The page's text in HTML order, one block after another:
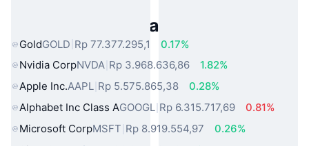
Aset Dunia Nyata Populer
GoldGOLD Rp 77.377.295,1
0.17%
Nvidia CorpNVDA Rp 3.968.636,86
1.82%
Apple Inc.AAPL Rp 5.575.865,38
0.28%
Alphabet Inc Class AGOOGL Rp 6.315.717,69
0.81%
Microsoft CorpMSFT Rp 8.919.554,97
0.26%